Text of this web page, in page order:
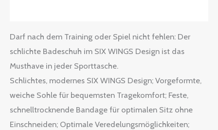
Darf nach dem Training oder Spiel nicht fehlen: Der
schlichte Badeschuh im SIX WINGS Design ist das
Musthave in jeder Sporttasche.
Schlichtes, modernes SIX WINGS Design; Vorgeformte,
weiche Sohle für bequemsten Tragekomfort; Feste,
schnelltrocknende Bandage für optimalen Sitz ohne
Einschneiden; Optimale Veredelungsmöglichkeiten;